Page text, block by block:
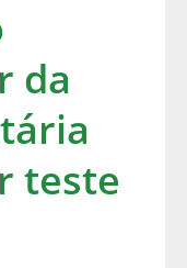
da
teste